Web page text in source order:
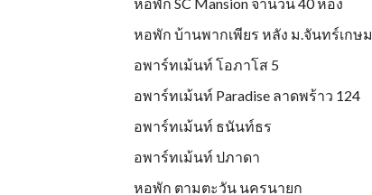
หอพัก บ้านพากเพียร หลัง ม.จันทร์เกษม
อพาร์ทเม้นท์ โอภาโส 5
อพาร์ทเม้นท์ Paradise ลาดพร้าว 124
อพาร์ทเม้นท์ ธนันท์ธร
อพาร์ทเม้นท์ ปภาดา
หอพัก ตามตะวัน นครนายก